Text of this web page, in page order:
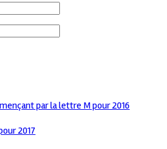
par la lettre M pour 2016
2017